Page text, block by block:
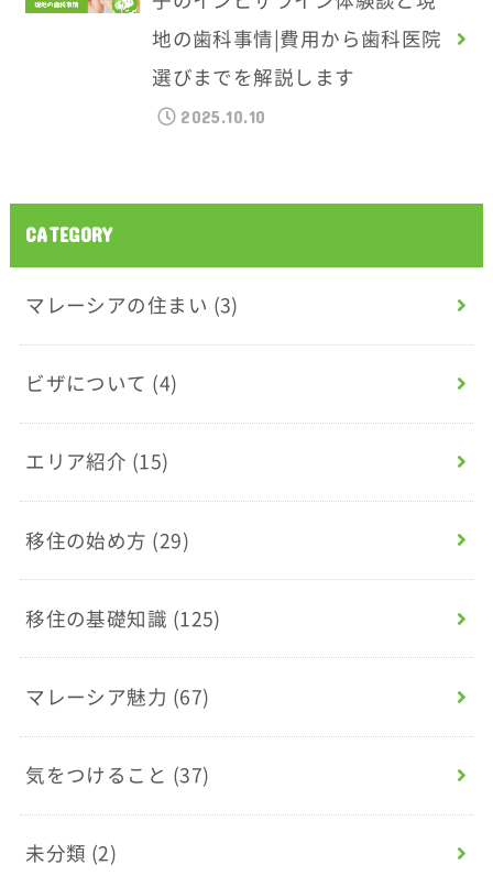
地の歯科事情|費用から歯科医院
選びまでを解説します
2025.10.10
CATEGORY
マレーシアの住まい (3)
ビザについて (4)
エリア紹介 (15)
移住の始め方 (29)
移住の基礎知識 (125)
マレーシア魅力 (67)
気をつけること (37)
未分類 (2)